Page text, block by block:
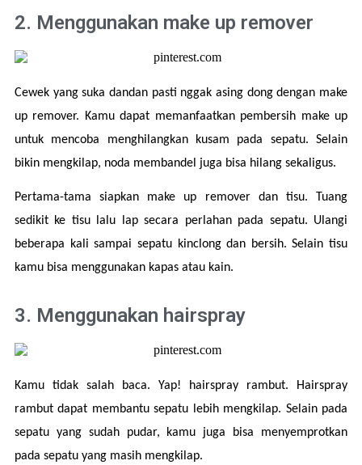
2. Menggunakan make up remover
Cewek yang suka dandan pasti nggak asing dong dengan make
up remover. Kamu dapat memanfaatkan pembersih make up
untuk mencoba menghilangkan kusam pada sepatu. Selain
bikin mengkilap, noda membandel juga bisa hilang sekaligus.
Pertama-tama siapkan make up remover dan tisu. Tuang
sedikit ke tisu lalu lap secara perlahan pada sepatu. Ulangi
beberapa kali sampai sepatu kinclong dan bersih. Selain tisu
kamu bisa menggunakan kapas atau kain.
3. Menggunakan hairspray
Kamu tidak salah baca. Yap! hairspray rambut. Hairspray
rambut dapat membantu sepatu lebih mengkilap. Selain pada
sepatu yang sudah pudar, kamu juga bisa menyemprotkan
pada sepatu yang masih mengkilap.